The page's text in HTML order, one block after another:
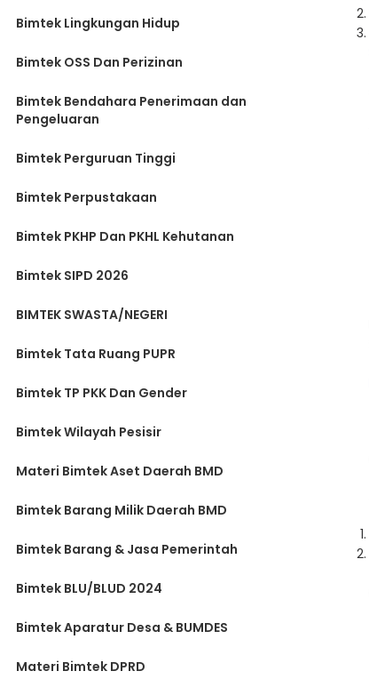
Bimtek Lingkungan Hidup
Bimtek OSS Dan Perizinan
Bimtek Bendahara Penerimaan dan
Pengeluaran
Bimtek Perguruan Tinggi
Bimtek Perpustakaan
Bimtek PKHP Dan PKHL Kehutanan
Bimtek SIPD 2026
BIMTEK SWASTA/NEGERI
Bimtek Tata Ruang PUPR
Bimtek TP PKK Dan Gender
Bimtek Wilayah Pesisir
Materi Bimtek Aset Daerah BMD
Bimtek Barang Milik Daerah BMD
Bimtek Barang & Jasa Pemerintah
Bimtek BLU/BLUD 2024
Bimtek Aparatur Desa & BUMDES
Materi Bimtek DPRD